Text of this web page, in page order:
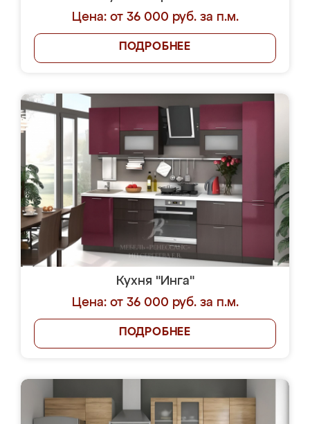
Цена: от 36 000 руб. за п.м.
ПОДРОБНЕЕ
Кухня "Инга"
Цена: от 36 000 руб. за п.м.
ПОДРОБНЕЕ